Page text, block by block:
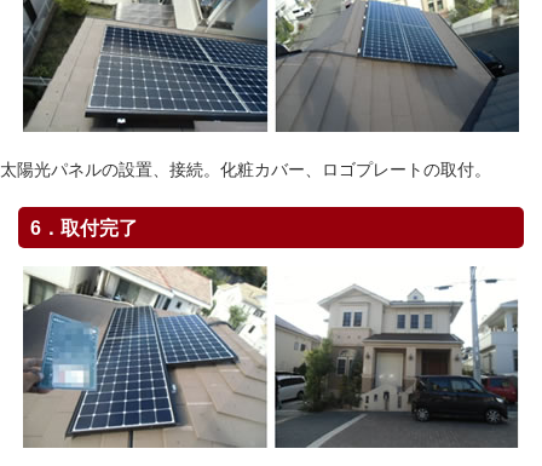
太陽光パネルの設置、接続。化粧カバー、ロゴプレートの取付。
6．取付完了